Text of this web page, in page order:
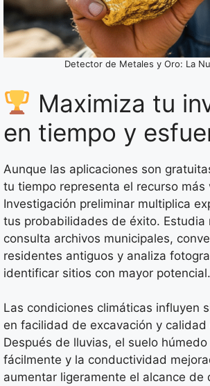
Detector de Metales y Oro: La
Maximiza tu
en tiempo y
Aunque las aplicaciones son
tu tiempo representa el recurso más
Investigación preliminar multiplica
tus probabilidades de éxito. Estudia
consulta archivos municipales,
residentes antiguos y analiza
identificar sitios con mayor potencial.
Las condiciones climáticas influyen
en facilidad de excavación y
Después de lluvias, el suelo
fácilmente y la conductividad
aumentar ligeramente el alcance de